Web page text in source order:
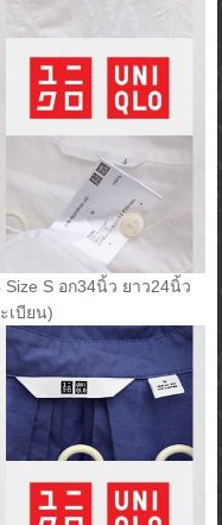
S อก34นิ้ว ยาว24นิ้ว
เบียน)